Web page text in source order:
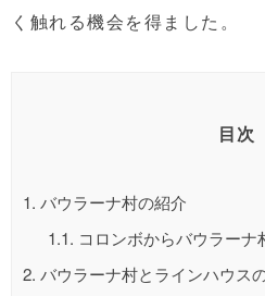
く触れる機会を得ました。
目次
1. バウラーナ村の紹介
1.1. コロンボからバウラーナ
2. バウラーナ村とラインハウス